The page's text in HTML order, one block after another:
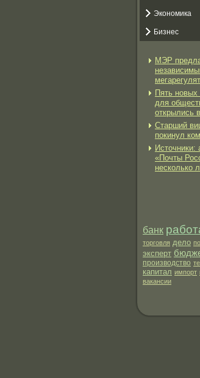
Экономика
Бизнес
МЭР
Пять
для
открылись
Старший
покинул
Источники:
«Почты
несколько
банк
торговля дело
эксперт
производство
капитал импорт
вакансии